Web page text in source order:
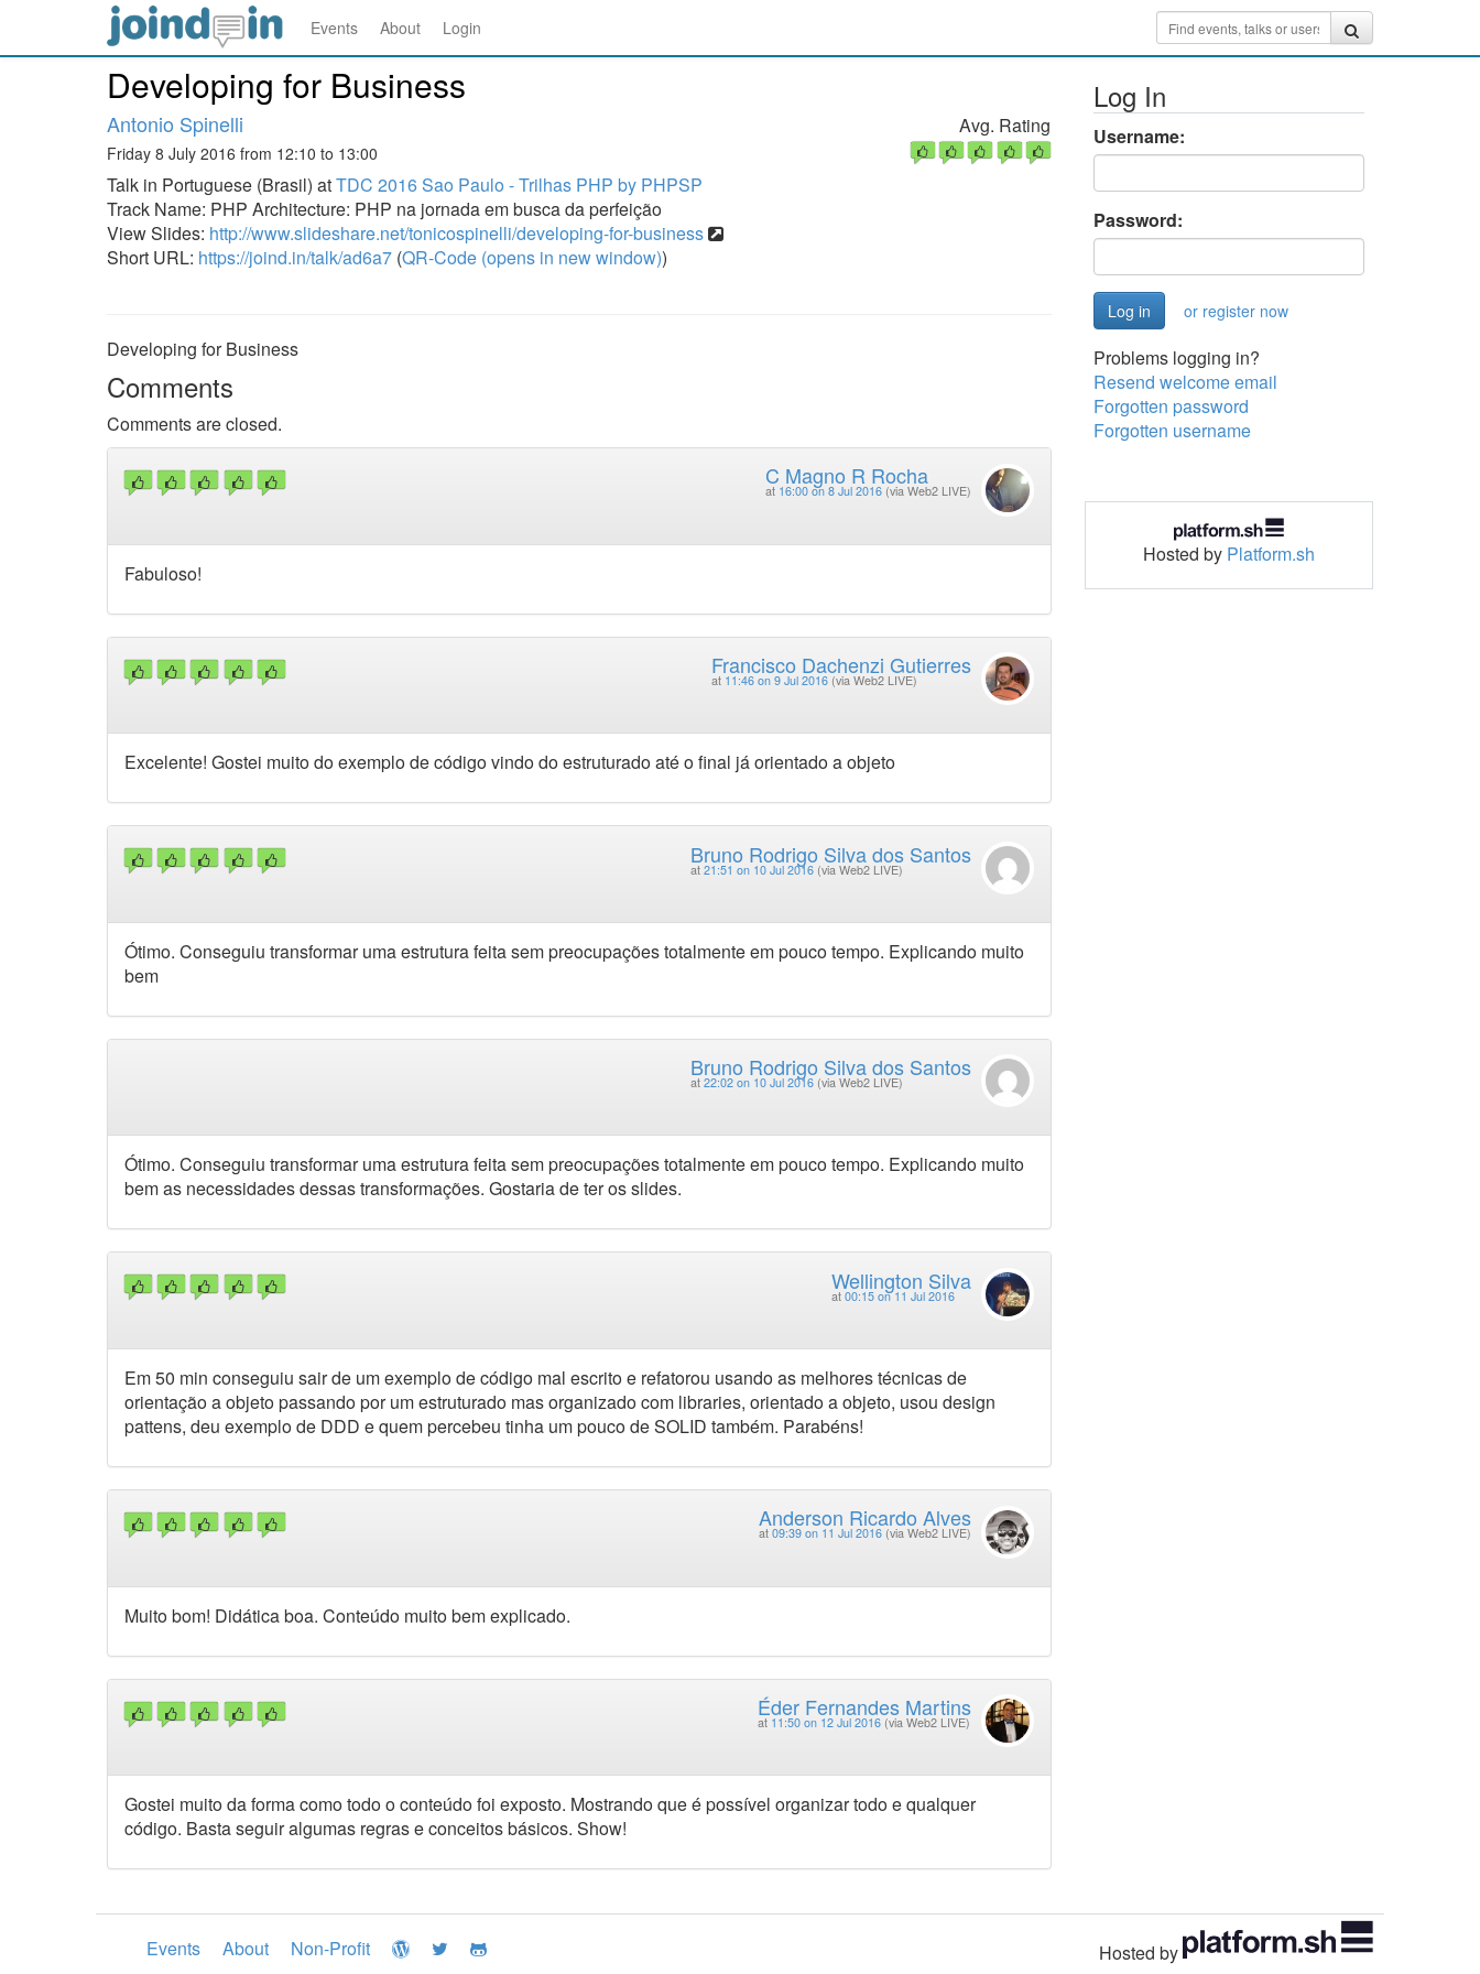
Events About Login
Developing for Business
Antonio Spinelli
Friday 8 July 2016 from 12:10 to 13:00
Talk in Portuguese (Brasil) atTDC 2016 Sao Paulo - Trilhas PHP by PHPSP
Track Name: PHP Architecture: PHP na jornada em busca da perfeição
View Slides: http://www.slideshare.net/tonicospinelli/developing-for-business
Short URL: https://joind.in/talk/ad6a7 (QR-Code (opens in new window))
Avg. Rating
Developing for Business
Comments
Comments are closed.
C Magno R Rocha
at 16:00 on 8 Jul 2016 (via Web2 LIVE)
Fabuloso!
Francisco Dachenzi Gutierres
at 11:46 on 9 Jul 2016 (via Web2 LIVE)
Excelente! Gostei muito do exemplo de código vindo do estruturado até o final já orientado a objeto
Bruno Rodrigo Silva dos Santos
at 21:51 on 10 Jul 2016 (via Web2 LIVE)
Ótimo. Conseguiu transformar uma estrutura feita sem preocupações totalmente em pouco tempo. Explicando muito
bem
Bruno Rodrigo Silva dos Santos
at 22:02 on 10 Jul 2016 (via Web2 LIVE)
Ótimo. Conseguiu transformar uma estrutura feita sem preocupações totalmente em pouco tempo. Explicando muito
bem as necessidades dessas transformações. Gostaria de ter os slides.
Wellington Silva
at 00:15 on 11 Jul 2016
Em 50 min conseguiu sair de um exemplo de código mal escrito e refatorou usando as melhores técnicas de
orientação a objeto passando por um estruturado mas organizado com libraries, orientado a objeto, usou design
pattens, deu exemplo de DDD e quem percebeu tinha um pouco de SOLID também. Parabéns!
Anderson Ricardo Alves
at 09:39 on 11 Jul 2016 (via Web2 LIVE)
Muito bom! Didática boa. Conteúdo muito bem explicado.
Éder Fernandes Martins
at 11:50 on 12 Jul 2016 (via Web2 LIVE)
Gostei muito da forma como todo o conteúdo foi exposto. Mostrando que é possível organizar todo e qualquer
código. Basta seguir algumas regras e conceitos básicos. Show!
Log In
Username:
Password:
or register now
Problems logging in?
Resend welcome email
Forgotten password
Forgotten username
Hosted by Platform.sh
Events About Non-Profit Hosted by